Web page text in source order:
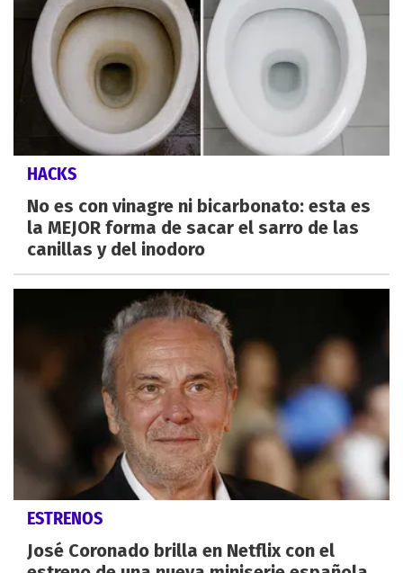
HACKS
No es con vinagre ni bicarbonato: esta es
la MEJOR forma de sacar el sarro de las
canillas y del inodoro
ESTRENOS
José Coronado brilla en Netflix con el